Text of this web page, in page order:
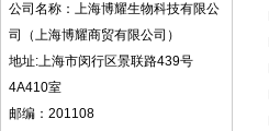
公司名称：上海博耀生物科技有限公
司（上海博耀商贸有限公司）
地址:上海市闵行区景联路439号
4A410室
邮编：201108